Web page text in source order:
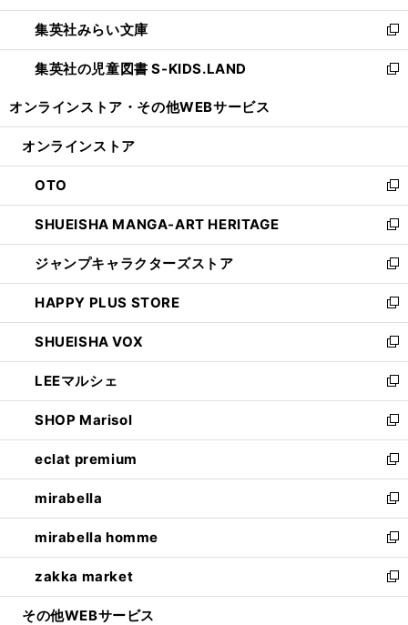
開
く
ウ
で
開
く
ン
ド
ウ
で
ウ
ィ
ン
ド
開
集英社みらい文庫
新
し
い
ン
ウ
で
開
く
集英社の児童図書 S-KIDS.LAND
新
ウ
ン
ド
ウ
で
開
く
オンラインストア・ その他WEBサービス
オンラインストア
OTO
新
し
い
ウ
ィ
ン
ド
ウ
で
開
く
SHUEISHA MANGA-ART HERITAGE
新
し
い
ウ
ィ
ン
ド
ウ
で
開
く
ジャンプキャラクターズストア
新
し
い
ウ
ィ
ン
ド
ウ
で
開
く
HAPPY PLUS STORE
新
し
い
ウ
ィ
ン
ド
ウ
で
開
く
SHUEISHA VOX
新
し
い
ウ
ィ
ン
ド
ウ
で
開
く
LEEマルシェ
新
し
い
ウ
ィ
ン
ド
ウ
で
開
く
SHOP Marisol
新
し
い
ウ
ィ
ン
ド
ウ
で
開
eclat premium
新
し
い
ウ
ィ
ン
ド
ウ
mirabella
新
し
い
ウ
ィ
ン
mirabella homme
新
し
い
ウ
zakka market
新
し
その他WEBサービス